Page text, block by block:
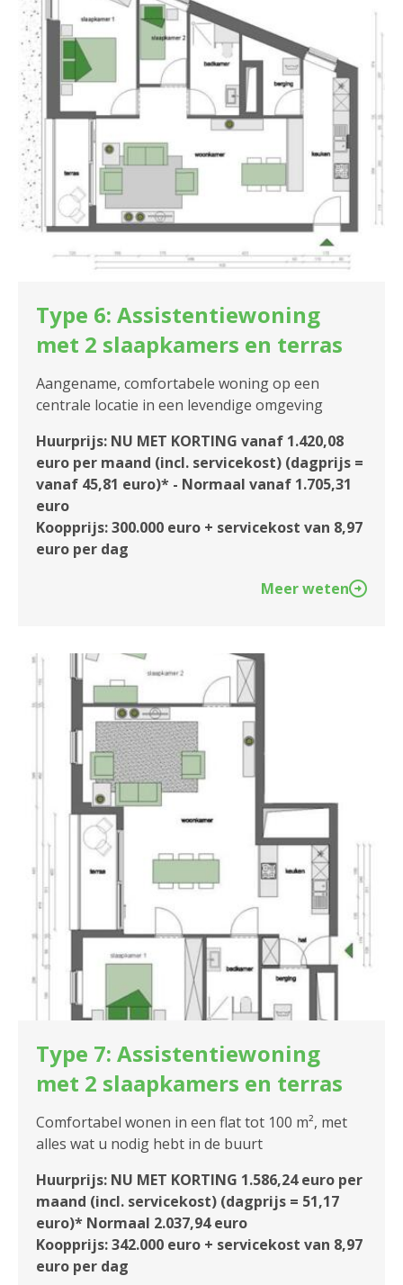
Type 6: Assistentiewoning
met 2 slaapkamers en terras
Aangename, comfortabele woning op een
centrale locatie in een levendige omgeving
Huurprijs: NU MET KORTING vanaf 1.420,08
euro per maand (incl. servicekost) (dagprijs =
vanaf 45,81 euro)* - Normaal vanaf 1.705,31
euro
Koopprijs: 300.000 euro + servicekost van 8,97
euro per dag
Meer weten
Type 7: Assistentiewoning
met 2 slaapkamers en terras
Comfortabel wonen in een flat tot 100 m², met
alles wat u nodig hebt in de buurt
Huurprijs: NU MET KORTING 1.586,24 euro per
maand (incl. servicekost) (dagprijs = 51,17
euro)* Normaal 2.037,94 euro
Koopprijs: 342.000 euro + servicekost van 8,97
euro per dag